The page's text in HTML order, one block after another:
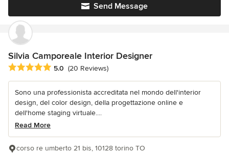
Send Message
Silvia Camporeale Interior Designer
Average rating: 5 out of 5 stars
5.0 (20 Reviews)
Sono una professionista accreditata nel mondo dell'interior
design, del color design, della progettazione online e
dell'home staging virtuale....
Read More
corso re umberto 21 bis, 10128 torino TO